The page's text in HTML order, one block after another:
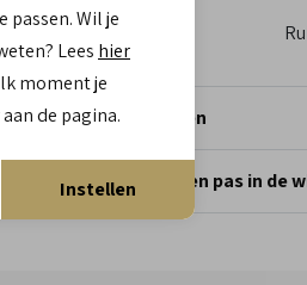
Zool
Retourneren
Reserveer en pas in de
Wil je
Lees hier
moment je
de pagina.
Instellen